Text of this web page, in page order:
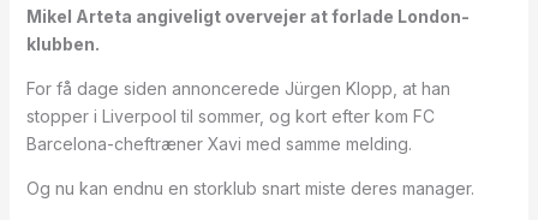
Mikel Arteta angiveligt overvejer at forlade London-
klubben.
For få dage siden annoncerede Jürgen Klopp, at han
stopper i Liverpool til sommer, og kort efter kom FC
Barcelona-cheftræner Xavi med samme melding.
Og nu kan endnu en storklub snart miste deres manager.